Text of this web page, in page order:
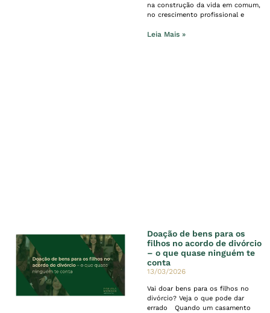
na construção da vida em comum,
no crescimento profissional e
Leia Mais »
Doação de bens para os
filhos no acordo de divórcio
– o que quase ninguém te
conta
13/03/2026
Vai doar bens para os filhos no
divórcio? Veja o que pode dar
errado Quando um casamento